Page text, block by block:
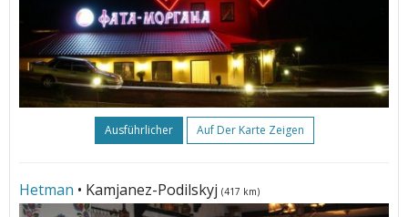
Ausführlicher Auf Der Karte Zeigen
Hetman • Kamjanez-Podilskyj (417 km)